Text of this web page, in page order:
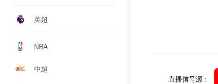
英超
NBA
中超
直播信号源：